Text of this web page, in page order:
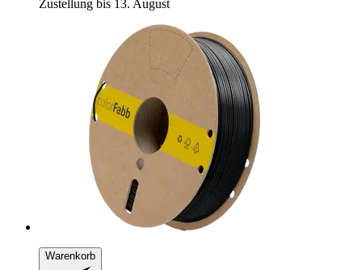
Zustellung bis 13. August
Warenkorb